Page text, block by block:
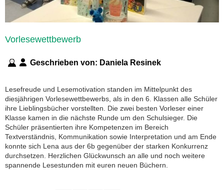
Vorlesewettbewerb
Geschrieben von: Daniela Resinek
Lesefreude und Lesemotivation standen im Mittelpunkt des
diesjährigen Vorlesewettbewerbs, als in den 6. Klassen alle Schüler
ihre Lieblingsbücher vorstellten. Die zwei besten Vorleser einer
Klasse kamen in die nächste Runde um den Schulsieger. Die
Schüler präsentierten ihre Kompetenzen im Bereich
Textverständnis, Kommunikation sowie Interpretation und am Ende
konnte sich Lena aus der 6b gegenüber der starken Konkurrenz
durchsetzen. Herzlichen Glückwunsch an alle und noch weitere
spannende Lesestunden mit euren neuen Büchern.